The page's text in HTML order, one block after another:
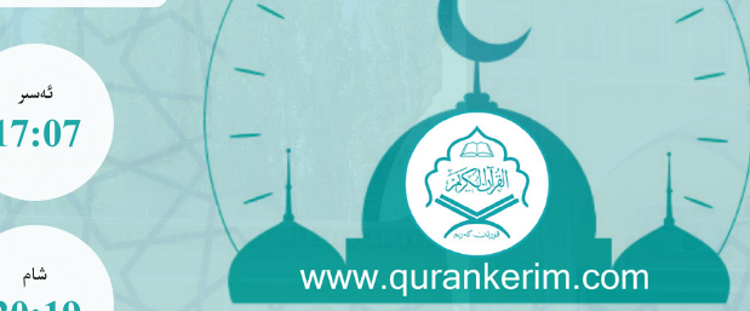
ئەسىر
شام
الَّذِي بِنِعْمَتِهِ تَتِمُّ الصَّالِحَاتُ» تەرجىمىسى: «جىمى ھەمدۇ-سانا ئۆز نېمىتى بىلەن ياخشىلىقلار تامام بولىدىغان
ئەھۋال ئاستىدا بارلىق ھەمدۇ-سانا ئاللاھقا خاستۇر» دەيتتى. [ئىبنى سۈننى ۋە ھاكىم رىۋايىتى].
© Copyright 2026 Qurankerim.com | admin@qurankerim.com